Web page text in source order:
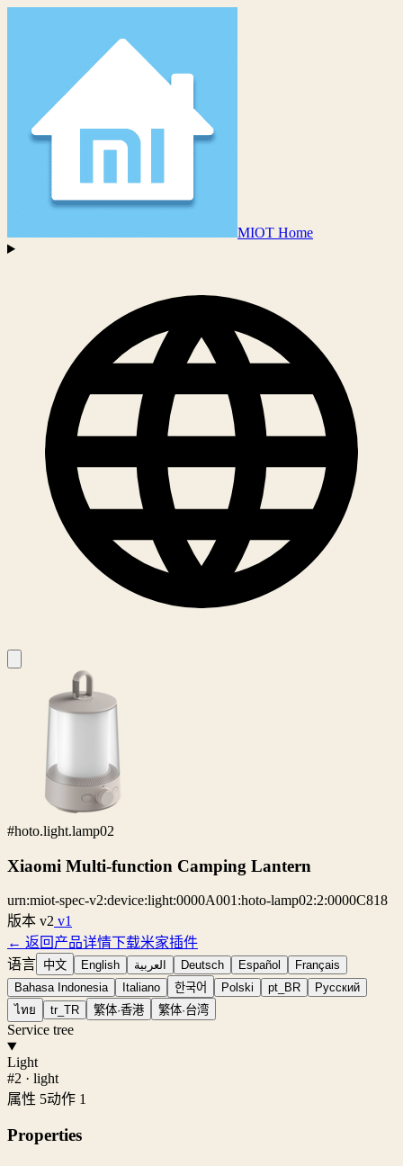
MIOT Home
#hoto.light.lamp02
Xiaomi Multi-function Camping Lantern
urn:miot-spec-v2:device:light:0000A001:hoto-lamp02:2:0000C818
版本 v2 v1
← 返回产品详情下载米家插件
语言 中文 English العربية Deutsch Español
Français
Bahasa Indonesia
Italiano 한국어 Polski pt_BR
Русский
ไทย
tr_TR 繁体·香港 繁体·台湾
Service tree
Light
#2 · light
属性 5动作 1
Properties